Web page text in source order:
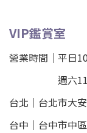
VIP鑑賞室
營業時間｜平日
週六11:00-
台北 ｜ 台北市大
台中｜ 台中市中